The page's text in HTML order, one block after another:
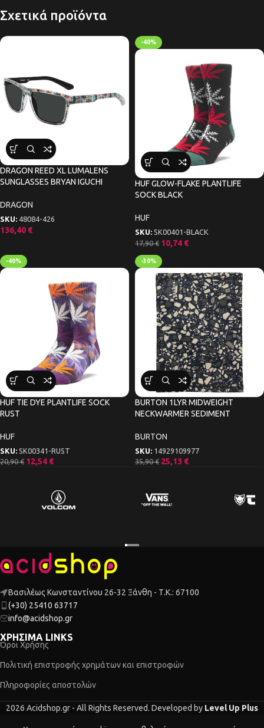
Σχετικά προϊόντα
DRAGON REED XL LUMALENS
SUNGLASSES BRYAN IGUCHI
DRAGON
SKU: 48084-426
136,40 €
-40%
HUF GLOW-FLAKE PLANTLIFE
SOCK BLACK
HUF
SKU: SK00401-BLACK
17,90€ 10,74 €
-40%
HUF TIE DYE PLANTLIFE SOCK
RUST
HUF
SKU: SK00341-RUST
20,90€ 12,54 €
-30%
BURTON 1LYR MIDWEIGHT
NECKWARMER SEDIMENT
BURTON
SKU: 14929109977
35,90€ 25,13 €
Βασιλέως Κωνσταντίνου 26-32 Ξάνθη - Τ.Κ.: 67100
(+30) 25410 63717
info@acidshop.gr
ΧΡΗΣΙΜΑ LINKS
Όροι Χρήσης
Πολιτική επιστροφής χρημάτων και επιστροφών
Πληροφορίες αποστολών
2026 Acidshop.gr - All Rights Reserved. Developed by Level Up Plus